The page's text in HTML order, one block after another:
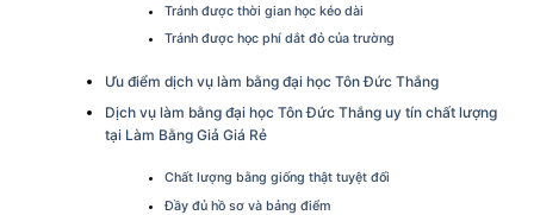
Tránh được thời gian học kéo dài
Tránh được học phí dắt đỏ của trường
Ưu điểm dịch vụ làm bằng đại học Tôn Đức Thắng
Dịch vụ làm bằng đại học Tôn Đức Thắng uy tín chất lượng
tại Làm Bằng Giả Giá Rẻ
Chất lượng bằng giống thật tuyệt đối
Đầy đủ hồ sơ và bảng điểm